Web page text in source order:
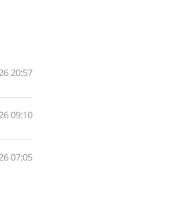
20:57
09:10
07:05